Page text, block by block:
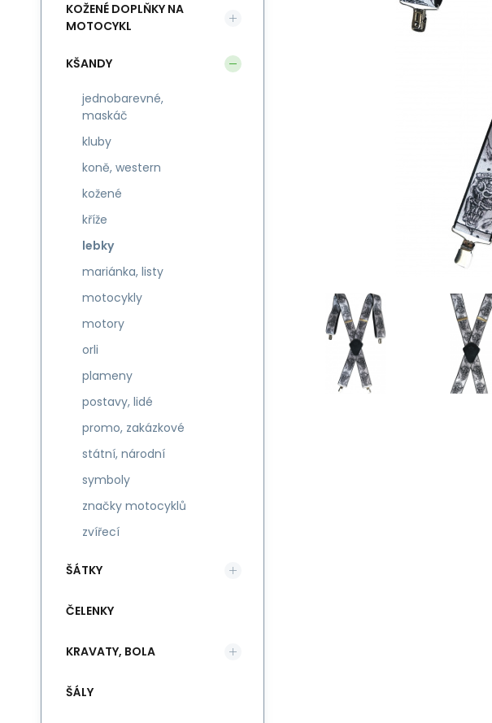
KOŽENÉ DOPLŇKY NA
MOTOCYKL
KŠANDY
jednobarevné,
maskáč
kluby
koně, western
kožené
kříže
lebky
mariánka, listy
motocykly
motory
orli
plameny
postavy, lidé
promo, zakázkové
státní, národní
symboly
značky motocyklů
zvířecí
ŠÁTKY
ČELENKY
KRAVATY, BOLA
ŠÁLY